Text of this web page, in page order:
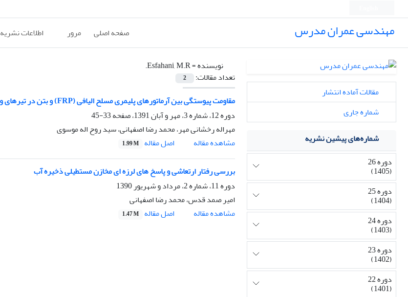
مهندسی عمران مدرس صفحه اصلی مرور اطلاعات نشریه
نویسنده =Esfahani, M.R.
تعداد مقالات:
2
مقاومت پیوستگی بین آرماتورهای پلیمری مسلح الیافی (FRP) و بتن در تیرهای وصله‌دار
دوره 12، شماره 3، مهر و آبان 1391، صفحه
33-45
مهراله رخشانی مهر، محمد رضا اصفهانی، سید روح اله موسوی
مشاهده مقاله
اصل مقاله 1.99 M
بررسی رفتار ارتعاشی و پاسخ های لرزه ای مخازن مستطیلی ذخیره آب
دوره 11، شماره 2، مرداد و شهریور 1390
امیر صمد قدس، محمد رضا اصفهانی
مشاهده مقاله
اصل مقاله 1.47 M
مقالات آماده انتشار
شماره جاری
شماره‌های پیشین نشریه
دوره 26
(1405)
دوره 25
(1404)
دوره 24
(1403)
دوره 23
(1402)
دوره 22
(1401)